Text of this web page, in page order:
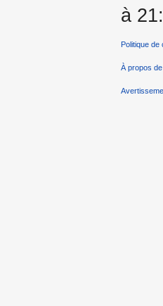
à
Politique de
À propos